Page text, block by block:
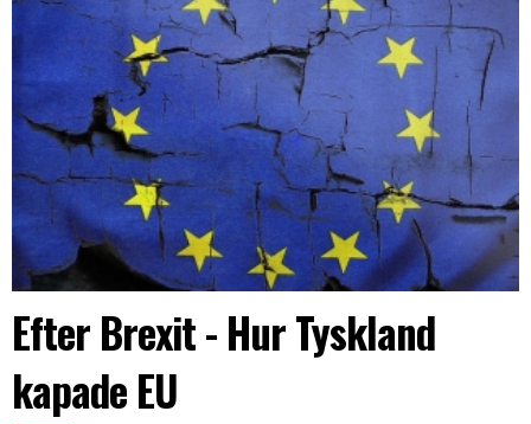
Efter Brexit - Hur Tyskland
kapade EU